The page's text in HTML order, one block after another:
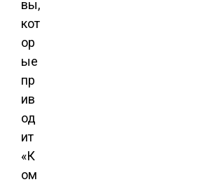
вы,
кот
ор
ые
пр
ив
од
ит
«К
ом